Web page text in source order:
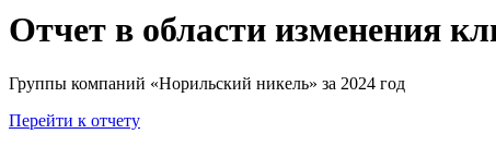
Отчет в области изменения
Группы компаний «Норильский никель» за 2024 год
Перейти к отчету